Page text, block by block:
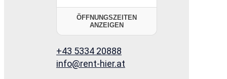
ÖFFNUNGSZEITEN
ANZEIGEN
+43 5334 20888
info@rent-hier.at